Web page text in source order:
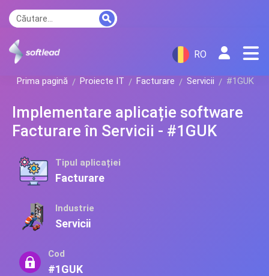
RO
Prima pagină Proiecte IT Facturare Servicii #1GUK
Implementare aplicație software
Facturare în Servicii - #1GUK
Tipul aplicației
Facturare
Industrie
Servicii
Cod
#1GUK